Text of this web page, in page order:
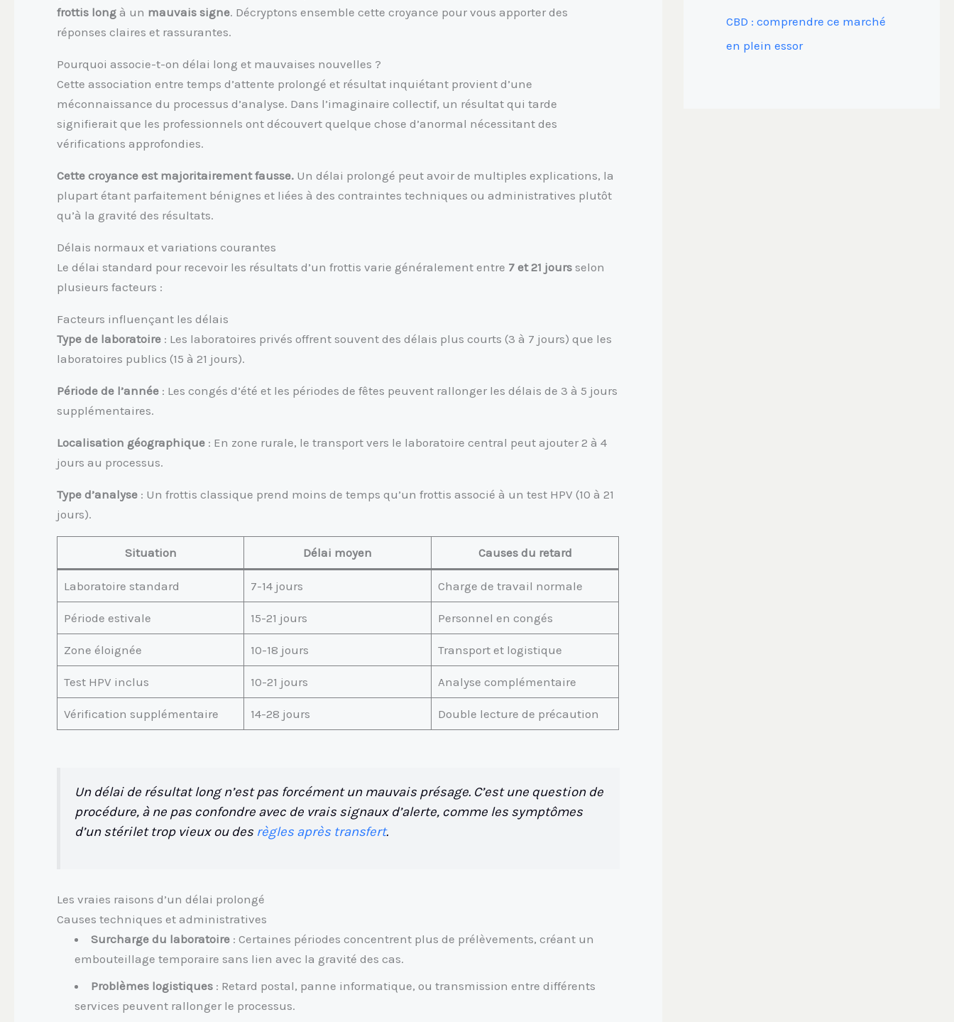
frottis long à un mauvais signe. Décryptons ensemble cette croyance pour vous apporter des
réponses claires et rassurantes.
Pourquoi associe-t-on délai long et mauvaises nouvelles ?
Cette association entre temps d’attente prolongé et résultat inquiétant provient d’une
méconnaissance du processus d’analyse. Dans l’imaginaire collectif, un résultat qui tarde
signifierait que les professionnels ont découvert quelque chose d’anormal nécessitant des
vérifications approfondies.
Cette croyance est majoritairement fausse. Un délai prolongé peut avoir de multiples explications, la
plupart étant parfaitement bénignes et liées à des contraintes techniques ou administratives plutôt
qu’à la gravité des résultats.
Délais normaux et variations courantes
Le délai standard pour recevoir les résultats d’un frottis varie généralement entre 7 et 21 jours selon
plusieurs facteurs :
Facteurs influençant les délais
Type de laboratoire : Les laboratoires privés offrent souvent des délais plus courts (3 à 7 jours) que les
laboratoires publics (15 à 21 jours).
Période de l’année : Les congés d’été et les périodes de fêtes peuvent rallonger les délais de 3 à 5 jours
supplémentaires.
Localisation géographique : En zone rurale, le transport vers le laboratoire central peut ajouter 2 à 4
jours au processus.
Type d’analyse : Un frottis classique prend moins de temps qu’un frottis associé à un test HPV (10 à 21
jours).
Situation Délai moyen Causes du retard
Laboratoire standard 7-14 jours Charge de travail normale
Période estivale 15-21 jours Personnel en congés
Zone éloignée 10-18 jours Transport et logistique
Test HPV inclus 10-21 jours Analyse complémentaire
Vérification supplémentaire 14-28 jours Double lecture de précaution
Un délai de résultat long n’est pas forcément un mauvais présage. C’est une question de
procédure, à ne pas confondre avec de vrais signaux d’alerte, comme les symptômes
d’un stérilet trop vieux ou des règles après transfert.
Les vraies raisons d’un délai prolongé
Causes techniques et administratives
Surcharge du laboratoire : Certaines périodes concentrent plus de prélèvements, créant un
embouteillage temporaire sans lien avec la gravité des cas.
Problèmes logistiques : Retard postal, panne informatique, ou transmission entre différents
services peuvent rallonger le processus.
CBD : comprendre ce marché
en plein essor